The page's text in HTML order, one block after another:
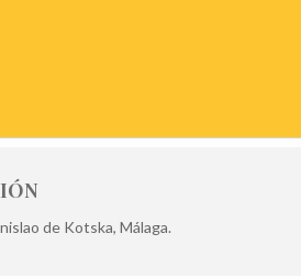
de Kotska, Málaga.